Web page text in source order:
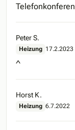
Peter S.
Heizung 17.2.2023
^
Horst K.
Heizung 6.7.2022